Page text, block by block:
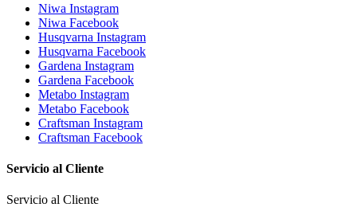
Niwa Instagram
Niwa Facebook
Husqvarna Instagram
Husqvarna Facebook
Gardena Instagram
Gardena Facebook
Metabo Instagram
Metabo Facebook
Craftsman Instagram
Craftsman Facebook
Servicio al Cliente
Servicio al Cliente